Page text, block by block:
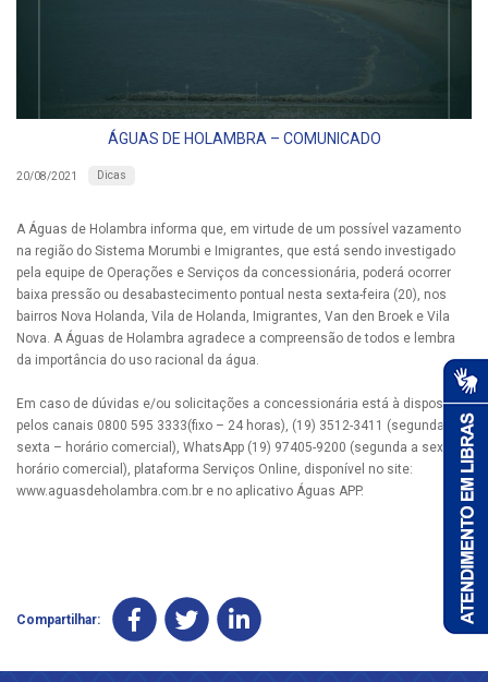
ÁGUAS DE HOLAMBRA – COMUNICADO
20/08/2021 Dicas
A Águas de Holambra informa que, em virtude de um possível vazamento
na região do Sistema Morumbi e Imigrantes, que está sendo investigado
pela equipe de Operações e Serviços da concessionária, poderá ocorrer
baixa pressão ou desabastecimento pontual nesta sexta-feira (20), nos
bairros Nova Holanda, Vila de Holanda, Imigrantes, Van den Broek e Vila
Nova. A Águas de Holambra agradece a compreensão de todos e lembra
da importância do uso racional da água.
Em caso de dúvidas e/ou solicitações a concessionária está à disposição
pelos canais 0800 595 3333(fixo – 24 horas), (19) 3512-3411 (segunda a
sexta – horário comercial), WhatsApp (19) 97405-9200 (segunda a sexta –
horário comercial), plataforma Serviços Online, disponível no site:
www.aguasdeholambra.com.br e no aplicativo Águas APP.
Compartilhar: